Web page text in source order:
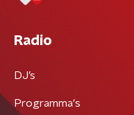
Radio
DJ’s
Programma's